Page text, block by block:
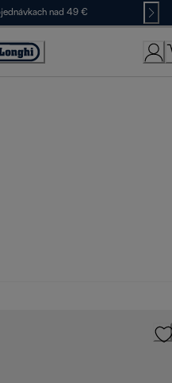
nad 49 €